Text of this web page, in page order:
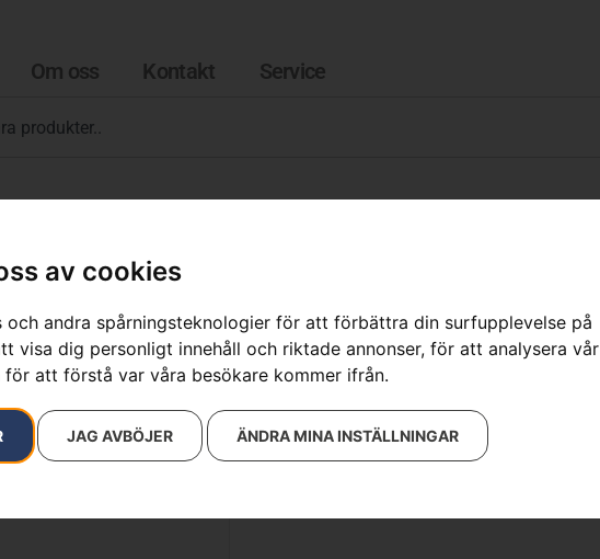
av cookies
och andra spårningsteknologier för att förbättra din surfupplevelse på
visa dig personligt innehåll och riktade annonser, för att analysera vår
att förstå var våra besökare kommer ifrån.
JAG AVBÖJER ÄNDRA MINA INSTÄLLNINGAR
Om oss Kontakt Service